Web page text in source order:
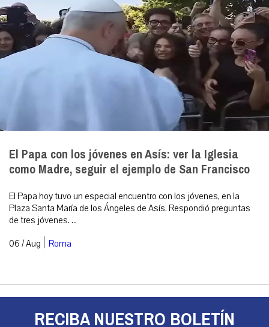
El Papa con los jóvenes en Asís: ver la Iglesia
como Madre, seguir el ejemplo de San Francisco
El Papa hoy tuvo un especial encuentro con los jóvenes, en la
Plaza Santa María de los Ángeles de Asís. Respondió preguntas
de tres jóvenes. ...
06 / Aug | Roma
RECIBA NUESTRO BOLETÍN